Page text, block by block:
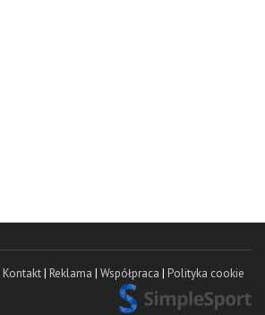
Kontakt| Reklama | Współpraca | Polityka cookie